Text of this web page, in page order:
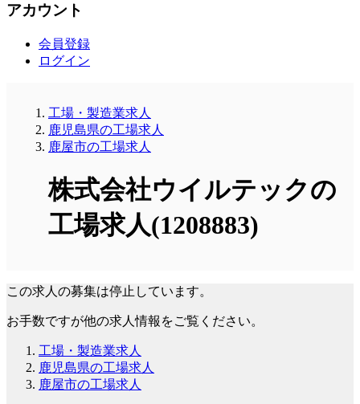
アカウント
会員登録
ログイン
工場・製造業求人
鹿児島県の工場求人
鹿屋市の工場求人
株式会社ウイルテックの
工場求人(1208883)
この求人の募集は停止しています。
お手数ですが他の求人情報をご覧ください。
工場・製造業求人
鹿児島県の工場求人
鹿屋市の工場求人